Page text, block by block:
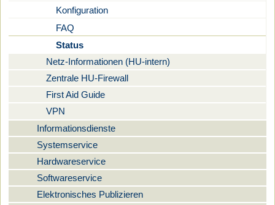
Konfiguration
FAQ
Status
Netz-Informationen (HU-intern)
Zentrale HU-Firewall
First Aid Guide
VPN
Informationsdienste
Systemservice
Hardwareservice
Softwareservice
Elektronisches Publizieren